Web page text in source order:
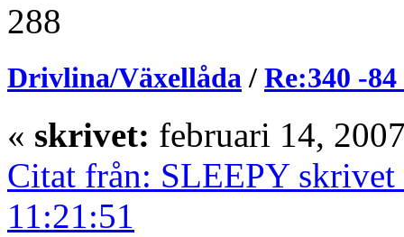
288
Drivlina/Växellåda / Re:340 -
« skrivet: februari 14,
Citat från: SLEEPY
11:21:51